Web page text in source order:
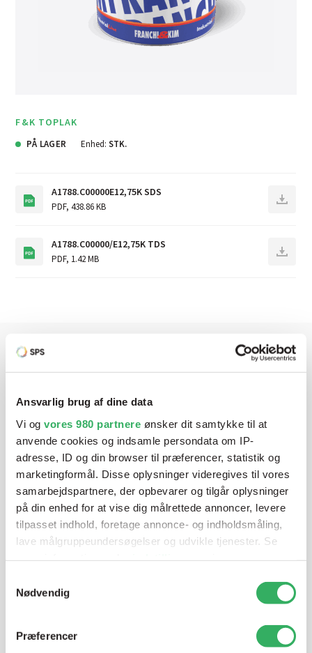
Ansvarlig brug af dine data
Vi og vores 980 partnere ønsker dit samtykke til at
anvende cookies og indsamle persondata om IP-
adresse, ID og din browser til præferencer, statistik og
marketingformål. Disse oplysninger videregives til vores
samarbejdspartnere, der opbevarer og tilgår oplysninger
på din enhed for at vise dig målrettede annoncer, levere
tilpasset indhold, foretage annonce- og indholdsmåling,
lave målgruppeundersøgelser og udvikle tjenester. Se
tilbage eller ændre indstillinger fra vores
"Cookiedeklaration", eller ved at trykke på "Privacy
Nødvendig
Præferencer
F&K TOPLAK
PÅ LAGER Enhed: STK.
A1788.C00000E12,75K SDS
PDF,438.86 KB
A1788.C00000/E12,75K TDS
PDF, 1.42 MB
Har du brug for hjælp? Vi sidder
klar ved telefonen
Vi tilbyder et bredt sortiment af produkter til
autolakering. Lige meget om du skal bruge en enkelt farve,
en sprøjtepistol eller om du har behov for en
blandeanlægsløsning, kan vi hjælpe dig.
Mandag - Torsdag 07:00-15:30
07:00-13:45